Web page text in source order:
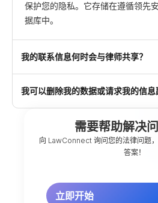
保护您的隐私。它存储在遵循领先
据库中。
我的联系信息何时会与律师共享？
我可以删除我的数据或请求我的信息
需要帮助解决
向 LawConnect 询问您的法律问题
答案！
立即开始